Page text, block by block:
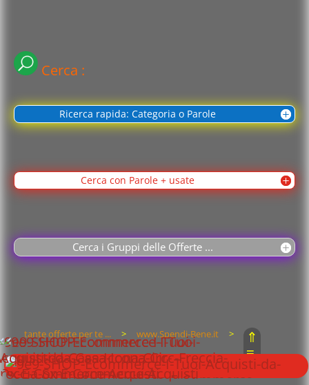
Cerca :
Ricerca rapida: Categoria o Parole
Cerca con Parole + usate
Cerca i Gruppi delle Offerte ...
tante offerte per te ... > www.Spendi-Bene.it
>
GREMBIULI e PARANNANZE Monouso LDPE
⇑
≡
⇓